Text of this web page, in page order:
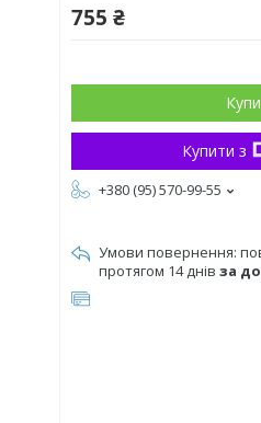
755 ₴
Купити з
+380 (95) 570-99-55
протягом 14 днів за